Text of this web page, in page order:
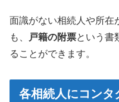
面識がない相続人や所在
も、
戸籍の附票という書
ることができます。
各相続人にコンタ